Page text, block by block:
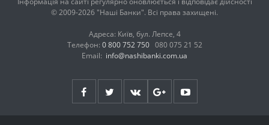
© 2009-2026 "Наші Банки". Всі права захищені.
Адреса: Київ, бул. Лепсе, 4
Телефон: 0 800 752 750 080 075 21 52
Email: info@nashibanki.com.ua